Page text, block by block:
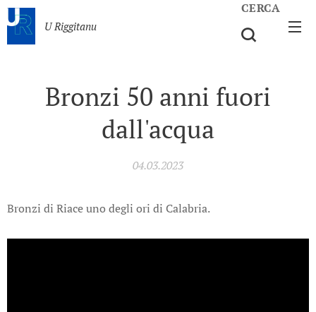
U Riggitanu
CERCA
Bronzi 50 anni fuori
dall'acqua
04.03.2023
Bronzi di Riace uno degli ori di Calabria.